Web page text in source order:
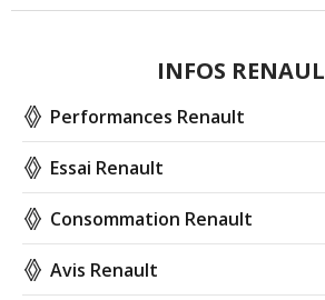
INFOS
Performances Renault
Essai Renault
Consommation Renault
Avis Renault